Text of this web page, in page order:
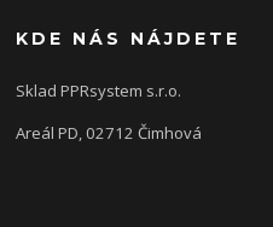
KDE NÁS NÁJDETE
Sklad PPRsystem s.r.o.
Areál PD, 02712 Čimhová